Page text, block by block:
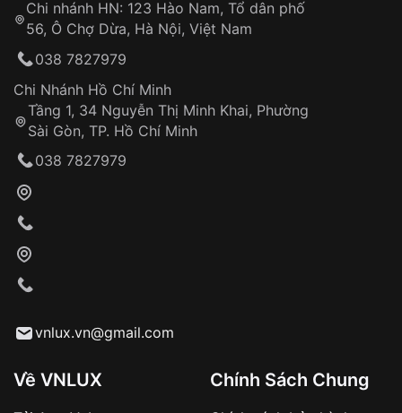
Từ khóa SEO:
Khách hàng kiểm tra và thanh toán trực tiếp
Từ khóa SEO:
Đảm bảo quyền lợi khách hàng
Đồng hành cùng khách hàng trong suốt quá
trình sử dụng
Chi nhánh HN: 123 Hào Nam, Tổ dân phố
56, Ô Chợ Dừa, Hà Nội, Việt Nam
038 7827979
Chi Nhánh Hồ Chí Minh
Tầng 1, 34 Nguyễn Thị Minh Khai, Phường
Sài Gòn, TP. Hồ Chí Minh
038 7827979
vnlux.vn@gmail.com
Về VNLUX Chính Sách Chung